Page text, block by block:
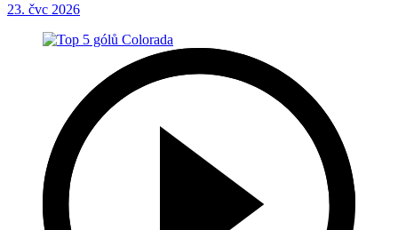
23. čvc 2026